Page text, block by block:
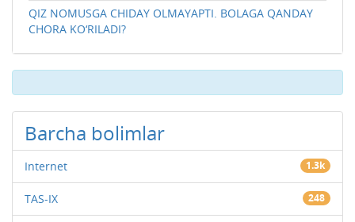
QIZ NOMUSGA CHIDAY OLMAYAPTI. BOLAGA QANDAY
CHORA KO‘RILADI?
Barcha bolimlar
Internet 1.3k
TAS-IX 248